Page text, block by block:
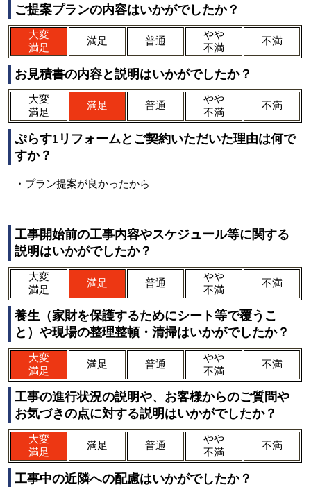
ご提案プランの内容はいかがでしたか？
大変
満足
満足 普通
やや
不満
不満
お見積書の内容と説明はいかがでしたか？
大変
満足
満足 普通
やや
不満
不満
ぷらす1リフォームとご契約いただいた理由は何で
すか？
・プラン提案が良かったから
工事開始前の工事内容やスケジュール等に関する
説明はいかがでしたか？
大変
満足
満足 普通
やや
不満
不満
養生（家財を保護するためにシート等で覆うこ
と）や現場の整理整頓・清掃はいかがでしたか？
大変
満足
満足 普通
やや
不満
不満
工事の進行状況の説明や、お客様からのご質問や
お気づきの点に対する説明はいかがでしたか？
大変
満足
満足 普通
やや
不満
不満
工事中の近隣への配慮はいかがでしたか？